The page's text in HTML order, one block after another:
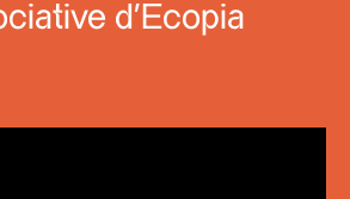
d'Ecopia